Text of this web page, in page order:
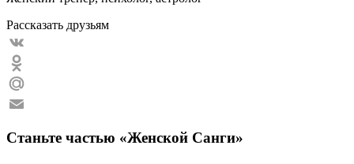
Рассказать друзьям
VK
Odnoklassniki
Mail.Ru
Станьте частью «Женской Санги»